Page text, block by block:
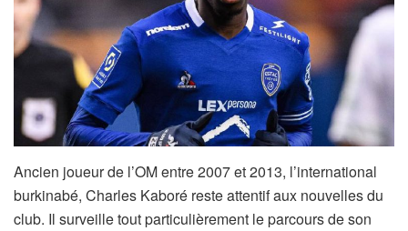
Ancien joueur de l’OM entre 2007 et 2013, l’international
burkinabé, Charles Kaboré reste attentif aux nouvelles du
club. Il surveille tout particulièrement le parcours de son